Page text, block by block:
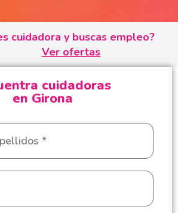
cuidadora y buscas empleo?
Ver ofertas
cuidadoras
en Girona